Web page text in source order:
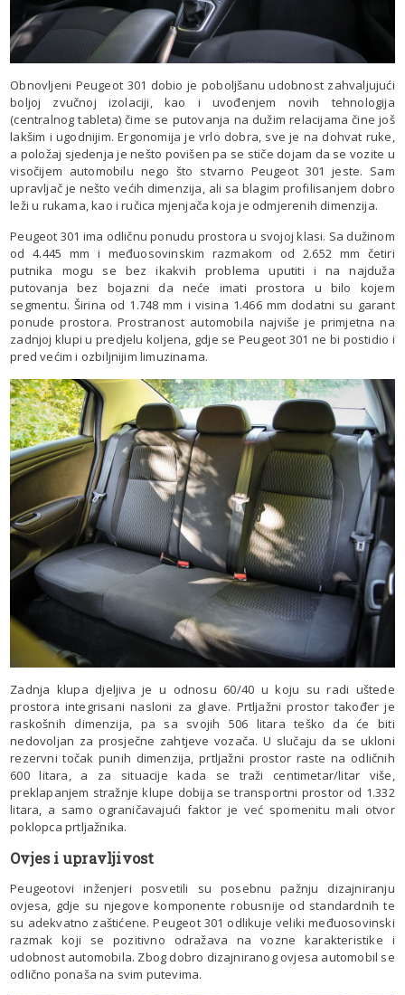
Obnovljeni Peugeot 301 dobio je poboljšanu udobnost zahvaljujući
boljoj zvučnoj izolaciji, kao i uvođenjem novih tehnologija
(centralnog tableta) čime se putovanja na dužim relacijama čine još
lakšim i ugodnijim. Ergonomija je vrlo dobra, sve je na dohvat ruke,
a položaj sjedenja je nešto povišen pa se stiče dojam da se vozite u
visočijem automobilu nego što stvarno Peugeot 301 jeste. Sam
upravljač je nešto većih dimenzija, ali sa blagim profilisanjem dobro
leži u rukama, kao i ručica mjenjača koja je odmjerenih dimenzija.
Peugeot 301 ima odličnu ponudu prostora u svojoj klasi. Sa dužinom
od 4.445 mm i međuosovinskim razmakom od 2.652 mm četiri
putnika mogu se bez ikakvih problema uputiti i na najduža
putovanja bez bojazni da neće imati prostora u bilo kojem
segmentu. Širina od 1.748 mm i visina 1.466 mm dodatni su garant
ponude prostora. Prostranost automobila najviše je primjetna na
zadnjoj klupi u predjelu koljena, gdje se Peugeot 301 ne bi postidio i
pred većim i ozbiljnijim limuzinama.
Zadnja klupa djeljiva je u odnosu 60/40 u koju su radi uštede
prostora integrisani nasloni za glave. Prtljažni prostor također je
raskošnih dimenzija, pa sa svojih 506 litara teško da će biti
nedovoljan za prosječne zahtjeve vozača. U slučaju da se ukloni
rezervni točak punih dimenzija, prtljažni prostor raste na odličnih
600 litara, a za situacije kada se traži centimetar/litar više,
preklapanjem stražnje klupe dobija se transportni prostor od 1.332
litara, a samo ograničavajući faktor je već spomenitu mali otvor
poklopca prtljažnika.
Ovjes i upravljivost
Peugeotovi inženjeri posvetili su posebnu pažnju dizajniranju
ovjesa, gdje su njegove komponente robusnije od standardnih te
su adekvatno zaštićene. Peugeot 301 odlikuje veliki međuosovinski
razmak koji se pozitivno odražava na vozne karakteristike i
udobnost automobila. Zbog dobro dizajniranog ovjesa automobil se
odlično ponaša na svim putevima.